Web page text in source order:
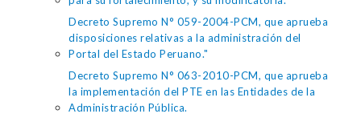
Decreto Supremo N° 059-2004-PCM, que aprueba
disposiciones relativas a la administración del
Portal del Estado Peruano."
Decreto Supremo N° 063-2010-PCM, que aprueba
la implementación del PTE en las Entidades de la
Administración Pública.